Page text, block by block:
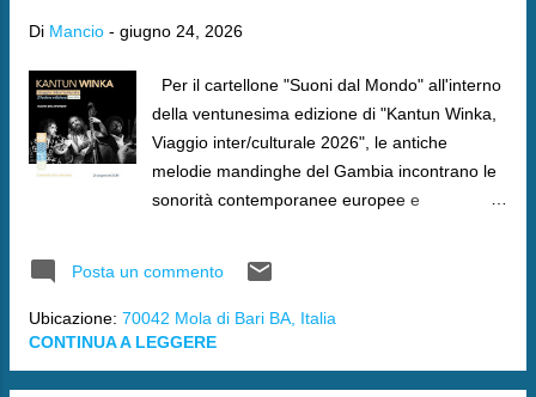
Di Mancio - giugno 24, 2026
Per il cartellone "Suoni dal Mondo" all'interno
della ventunesima edizione di "Kantun Winka,
Viaggio inter/culturale 2026", le antiche
melodie mandinghe del Gambia incontrano le
sonorità contemporanee europee e
Posta un commento
Ubicazione: 70042 Mola di Bari BA, Italia
CONTINUA A LEGGERE